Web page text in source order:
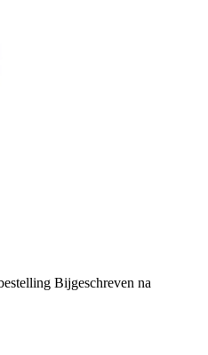
Bijgeschreven na